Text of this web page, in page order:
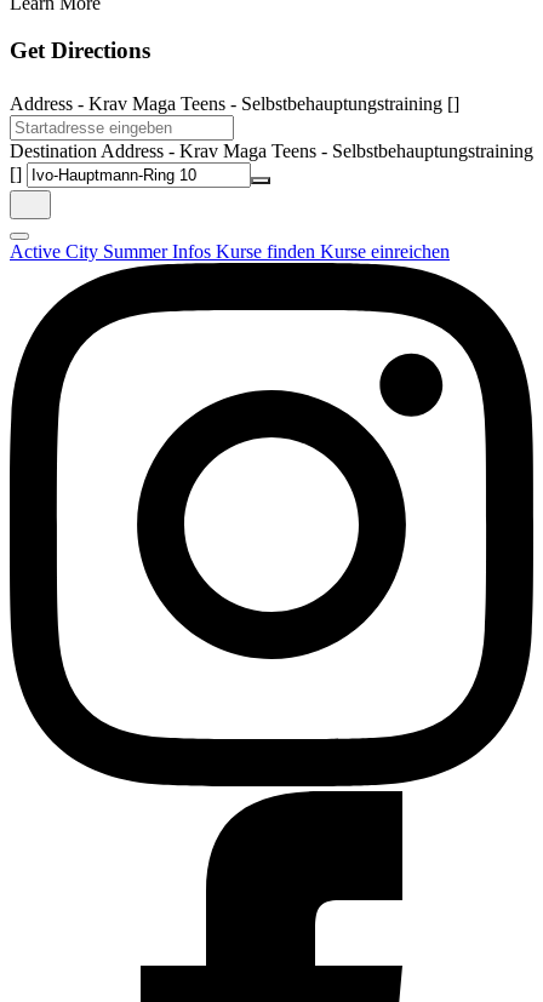
Get Directions
Address - Krav Maga Teens - Selbstbehauptungstraining []
Destination Address - Krav Maga Teens - Selbstbehauptungstraining
[]
Active City SummerInfos Kurse finden Kurse einreichen